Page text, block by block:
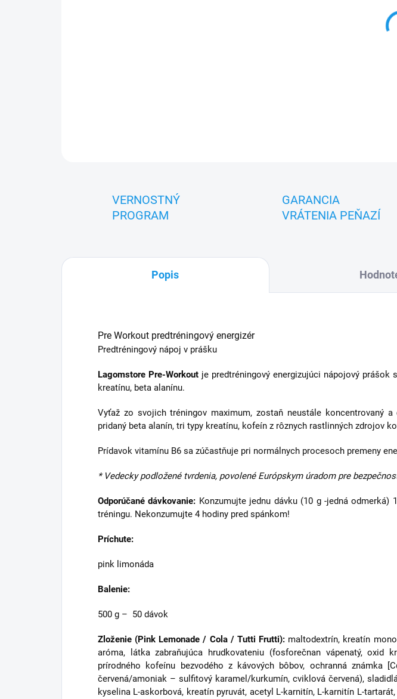
VERNOSTNÝ
PROGRAM
GARANCIA
VRÁTENIA PEŇAZÍ
Popis
Pre Workout predtréningový energizér
Predtréningový nápoj v prášku
Lagomstore Pre-Workout je predtréningový energizujúci nápojový
kreatínu, beta alanínu.
Vyťaž zo svojich tréningov maximum, zostaň neustále koncentrovaný
pridaný beta alanín, tri typy kreatínu, kofeín z rôznych rastlinných zdrojov
Prídavok vitamínu B6 sa zúčastňuje pri normálnych procesoch premeny
* Vedecky podložené tvrdenia, povolené Európskym úradom pre
Odporúčané dávkovanie: Konzumujte jednu dávku (10 g -jedná
tréningu. Nekonzumujte 4 hodiny pred spánkom!
Príchute:
pink limonáda
Balenie:
500 g – 50 dávok
Zloženie (Pink Lemonade / Cola / Tutti Frutti): maltodextrín, kreatín
aróma, látka zabraňujúca hrudkovateniu (fosforečnan vápenatý,
prírodného kofeínu bezvodého z kávových bôbov, ochranná známka
červená/amoniak – sulfitový karamel/kurkumín, cviklová červená),
kyselina L-askorbová, kreatín pyruvát, acetyl L-karnitín, L-karnitín L-